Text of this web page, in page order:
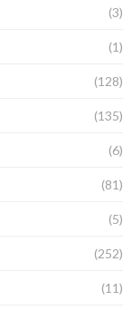
(3)
(1)
(128)
(135)
(6)
(81)
(5)
(252)
(11)